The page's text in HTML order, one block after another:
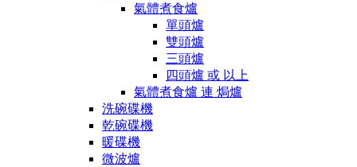
氣體煮食爐
單頭爐
雙頭爐
三頭爐
四頭爐 或 以上
氣體煮食爐 連 焗爐
洗碗碟機
乾碗碟機
暖碟機
微波爐